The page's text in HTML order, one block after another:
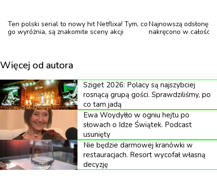
Spektakularny wyczyn MrBeasta wzbudził różne
opinie wśród obserwatorów całego wydarzenia.
Pojawiły się też krytyczne głosy. Niektórzy zarzucali
mu „przesadę w celu zwiększenia wyświetleń ”,
porównując jego działania do wyczynów innych
celebrytów, takich jak Tom Cruise. Dyskusje w sieci
dotyczyły również granic, jakie przekraczają twórcy
treści dla zdobycia uwagi widzów. Wśród
Ten polski serial to nowy hit Netflixa! Tym, co
go wyróżnia, są znakomite sceny akcji
Najnowszą odsłonę
nakręcono w całości
Więcej od autora
Sziget 2026: Polacy są najszybciej
rosnącą grupą gości. Sprawdziliśmy, po
co tam jadą
Ewa Woydyłło w ogniu hejtu po
słowach o Idze Świątek. Podcast
usunięty
Nie będzie darmowej kranówki w
restauracjach. Resort wycofał własną
decyzję